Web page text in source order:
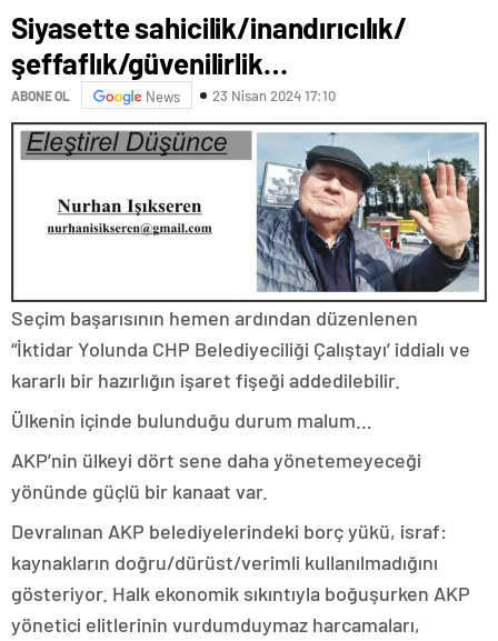
Siyasette sahicilik/inandırıcılık/
şeffaflık/güvenilirlik…
ABONE OL News 23 Nisan 2024 17:10
Seçim başarısının hemen ardından düzenlenen
“İktidar Yolunda CHP Belediyeciliği Çalıştayı’ iddialı ve
kararlı bir hazırlığın işaret fişeği addedilebilir.
Ülkenin içinde bulunduğu durum malum…
AKP’nin ülkeyi dört sene daha yönetemeyeceği
yönünde güçlü bir kanaat var.
Devralınan AKP belediyelerindeki borç yükü, israf:
kaynakların doğru/dürüst/verimli kullanılmadığını
gösteriyor. Halk ekonomik sıkıntıyla boğuşurken AKP
yönetici elitlerinin vurdumduymaz harcamaları,